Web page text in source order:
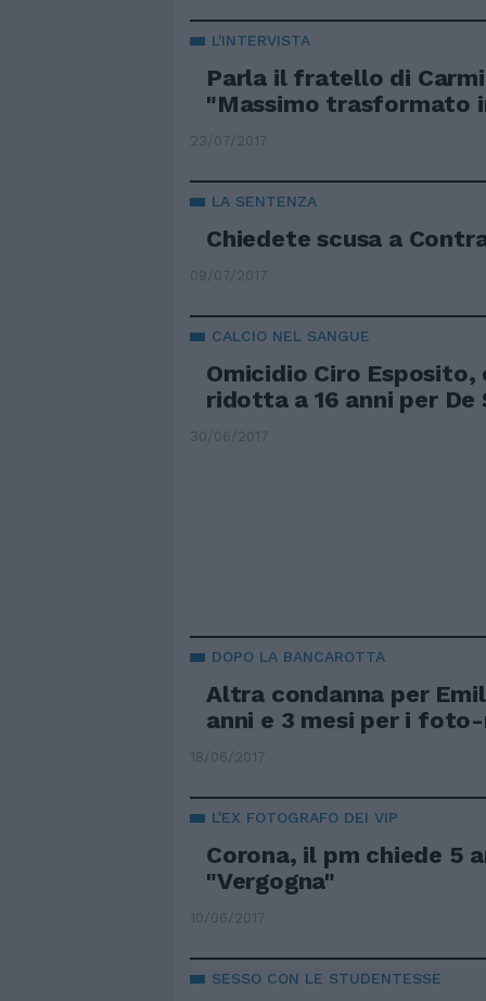
L'INTERVISTA
Parla il fratello di
"Massimo trasformato
23/07/2017
LA SENTENZA
Chiedete scusa a
09/07/2017
CALCIO NEL SANGUE
Omicidio Ciro Esposito,
ridotta a 16 anni per De
30/06/2017
DOPO LA BANCAROTTA
Altra condanna per
anni e 3 mesi per i
18/06/2017
L'EX FOTOGRAFO DEI VIP
Corona, il pm chiede 5
"Vergogna"
10/06/2017
SESSO CON LE STUDENTESSE